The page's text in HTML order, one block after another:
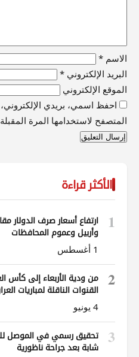
الاسم *
البريد الإلكتروني *
الموقع الإلكتروني
احفظ اسمي، بريدي
المتصفح لاستخدامها المرة
الأكثر قراءة
1
ارتفاع أسعار صرف الدولار
وأربيل وعموم المحافظات
1 أغسطس
2
القنوات الناقلة لمباريات
4 يونيو
3
تحقيق رسمي في الموصل
شابة بعد جراحة ناظورية